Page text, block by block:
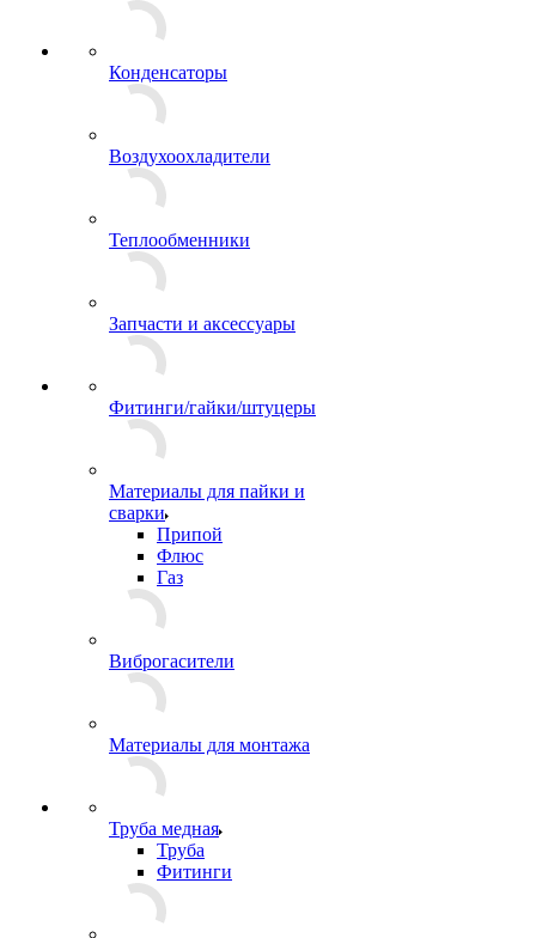
Конденсаторы
Воздухоохладители
Теплообменники
Запчасти и аксессуары
Фитинги/гайки/штуцеры
Материалы для пайки и
сварки
Припой
Флюс
Газ
Виброгасители
Материалы для монтажа
Труба медная
Труба
Фитинги